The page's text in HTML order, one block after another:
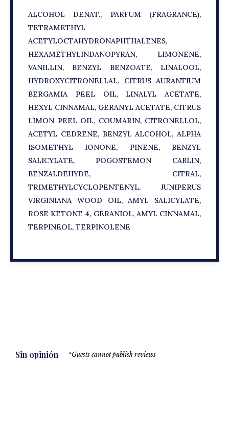
ALCOHOL DENAT., PARFUM (FRAGRANCE),
TETRAMETHYL
ACETYLOCTAHYDRONAPHTHALENES,
HEXAMETHYLINDANOPYRAN, LIMONENE,
VANILLIN, BENZYL BENZOATE, LINALOOL,
HYDROXYCITRONELLAL, CITRUS AURANTIUM
BERGAMIA PEEL OIL, LINALYL ACETATE,
HEXYL CINNAMAL, GERANYL ACETATE, CITRUS
LIMON PEEL OIL, COUMARIN, CITRONELLOL,
ACETYL CEDRENE, BENZYL ALCOHOL, ALPHA
ISOMETHYL IONONE, PINENE, BENZYL
SALICYLATE, POGOSTEMON CABLIN,
BENZALDEHYDE, CITRAL,
TRIMETHYLCYCLOPENTENYL, JUNIPERUS
VIRGINIANA WOOD OIL, AMYL SALICYLATE,
ROSE KETONE 4, GERANIOL, AMYL CINNAMAL,
TERPINEOL, TERPINOLENE
Sin opinión *Guests cannot publish reviews